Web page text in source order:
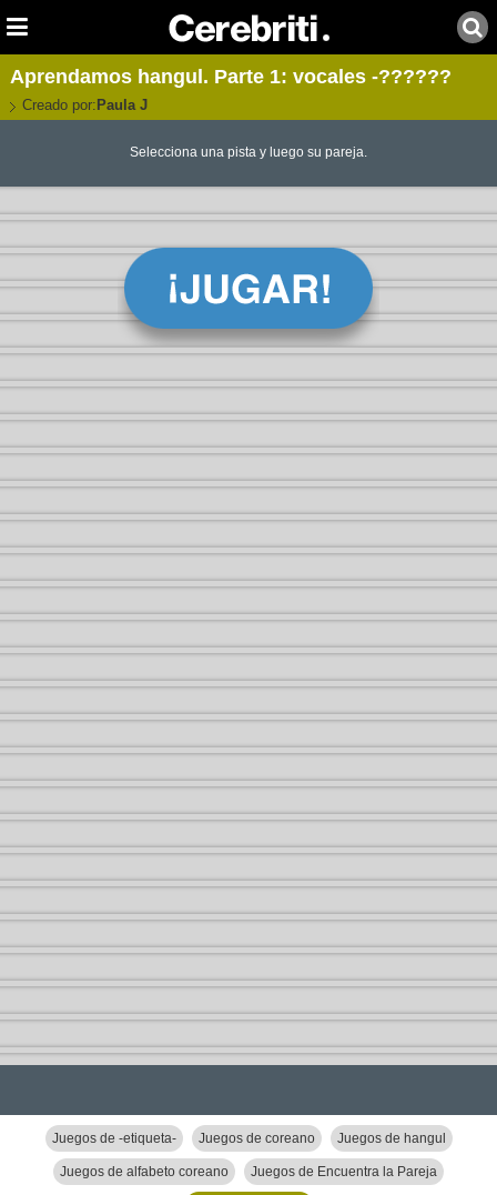
Aprendamos hangul. Parte 1: vocales -??????
Creado por: Paula J
Selecciona una pista y luego su pareja.
Juegos de -etiqueta- Juegos de coreano Juegos de hangul
Juegos de alfabeto coreano Juegos de Encuentra la Pareja